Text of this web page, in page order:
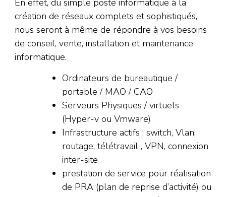
En effet, du simple poste informatique à la
création de réseaux complets et sophistiqués,
nous seront à même de répondre à vos besoins
de conseil, vente, installation et maintenance
informatique.
Ordinateurs de bureautique /
portable / MAO / CAO
Serveurs Physiques / virtuels
(Hyper-v ou Vmware)
Infrastructure actifs : switch, Vlan,
routage, télétravail , VPN, connexion
inter-site
prestation de service pour réalisation
de PRA (plan de reprise d’activité) ou